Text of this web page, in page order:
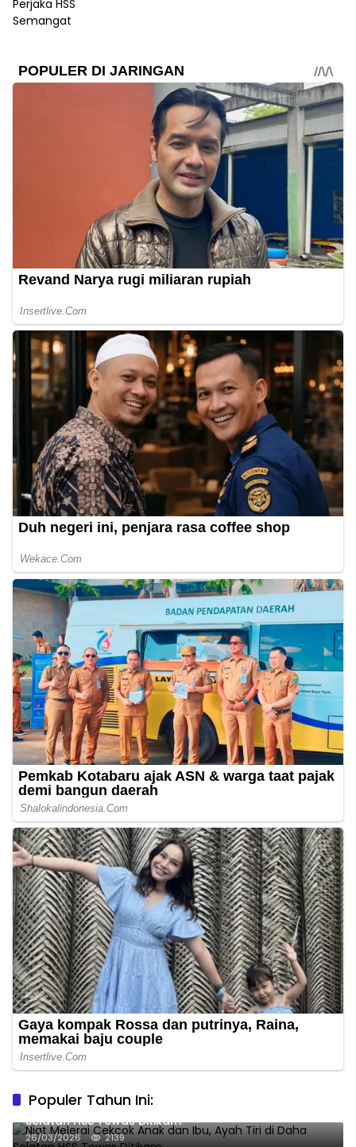
Populer Tahun Ini:
Niat Melerai Cekcok Anak dan Ibu, Ayah Tiri di Daha
Selatan HSS Tewas Ditikam
26/03/2026 2139